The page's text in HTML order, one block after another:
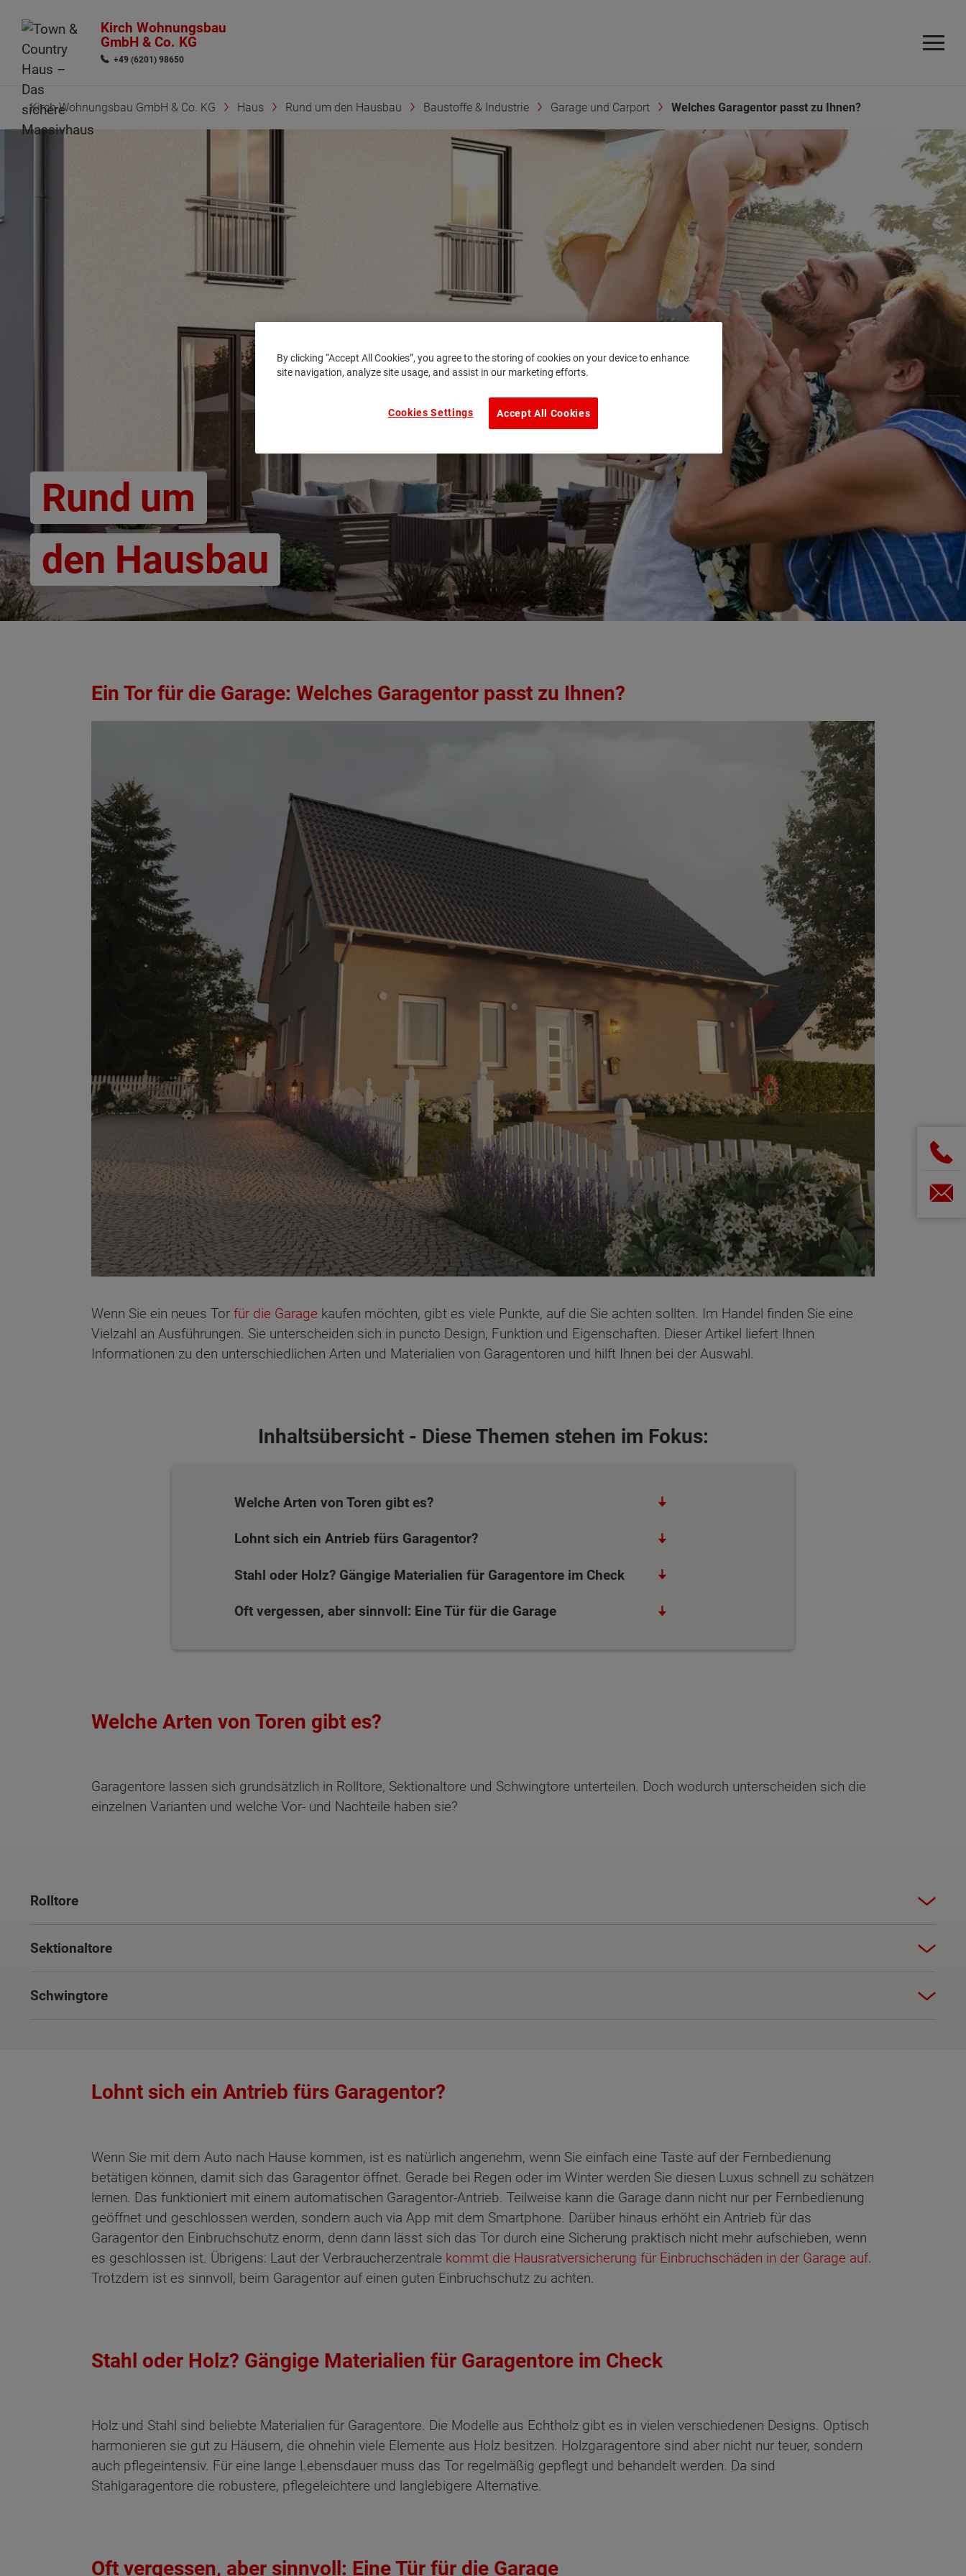
Kirch Wohnungsbau
GmbH & Co. KG
+49 (6201) 98650
Kirch Wohnungsbau GmbH & Co. KG Haus Rund um den Hausbau Baustoffe & Industrie Garage und Carport Welches Garagentor passt zu Ihnen?
Rund um
den Hausbau
Ein Tor für die Garage: Welches Garagentor passt zu Ihnen?
Wenn Sie ein neues Tor für die Garage kaufen möchten, gibt es viele Punkte, auf die Sie achten sollten. Im Handel finden Sie eine
Vielzahl an Ausführungen. Sie unterscheiden sich in puncto Design, Funktion und Eigenschaften. Dieser Artikel liefert Ihnen
Informationen zu den unterschiedlichen Arten und Materialien von Garagentoren und hilft Ihnen bei der Auswahl.
Inhaltsübersicht - Diese Themen stehen im Fokus:
Welche Arten von Toren gibt es?
Lohnt sich ein Antrieb fürs Garagentor?
Stahl oder Holz? Gängige Materialien für Garagentore im Check
Oft vergessen, aber sinnvoll: Eine Tür für die Garage
Welche Arten von Toren gibt es?
Garagentore lassen sich grundsätzlich in Rolltore, Sektionaltore und Schwingtore unterteilen. Doch wodurch unterscheiden sich die
einzelnen Varianten und welche Vor- und Nachteile haben sie?
Rolltore
Sektionaltore
Schwingtore
Lohnt sich ein Antrieb fürs Garagentor?
Wenn Sie mit dem Auto nach Hause kommen, ist es natürlich angenehm, wenn Sie einfach eine Taste auf der Fernbedienung
betätigen können, damit sich das Garagentor öffnet. Gerade bei Regen oder im Winter werden Sie diesen Luxus schnell zu schätzen
lernen. Das funktioniert mit einem automatischen Garagentor-Antrieb. Teilweise kann die Garage dann nicht nur per Fernbedienung
geöffnet und geschlossen werden, sondern auch via App mit dem Smartphone. Darüber hinaus erhöht ein Antrieb für das
Garagentor den Einbruchschutz enorm, denn dann lässt sich das Tor durch eine Sicherung praktisch nicht mehr aufschieben, wenn
es geschlossen ist. Übrigens: Laut der Verbraucherzentrale kommt die Hausratversicherung für Einbruchschäden in der Garage auf.
Trotzdem ist es sinnvoll, beim Garagentor auf einen guten Einbruchschutz zu achten.
Stahl oder Holz? Gängige Materialien für Garagentore im Check
Holz und Stahl sind beliebte Materialien für Garagentore. Die Modelle aus Echtholz gibt es in vielen verschiedenen Designs. Optisch
harmonieren sie gut zu Häusern, die ohnehin viele Elemente aus Holz besitzen. Holzgaragentore sind aber nicht nur teuer, sondern
auch pflegeintensiv. Für eine lange Lebensdauer muss das Tor regelmäßig gepflegt und behandelt werden. Da sind
Stahlgaragentore die robustere, pflegeleichtere und langlebigere Alternative.
Oft vergessen, aber sinnvoll: Eine Tür für die Garage
Wonach möchten Sie suchen?
By clicking “Accept All Cookies”, you agree to the storing of cookies on your device to enhance
site navigation, analyze site usage, and assist in our marketing efforts.
Accept All Cookies
Cookies Settings